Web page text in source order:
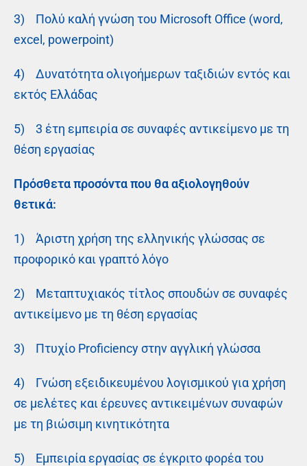
3) Πολύ καλή γνώση του Microsoft Office (word,
excel, powerpoint)
4) Δυνατότητα ολιγοήμερων ταξιδιών εντός και
εκτός Ελλάδας
5) 3 έτη εμπειρία σε συναφές αντικείμενο με τη
θέση εργασίας
Πρόσθετα προσόντα που θα αξιολογηθούν
θετικά:
1) Άριστη χρήση της ελληνικής γλώσσας σε
προφορικό και γραπτό λόγο
2) Μεταπτυχιακός τίτλος σπουδών σε συναφές
αντικείμενο με τη θέση εργασίας
3) Πτυχίο Proficiency στην αγγλική γλώσσα
4) Γνώση εξειδικευμένου λογισμικού για χρήση
σε μελέτες και έρευνες αντικειμένων συναφών
με τη βιώσιμη κινητικότητα
5) Εμπειρία εργασίας σε έγκριτο φορέα του